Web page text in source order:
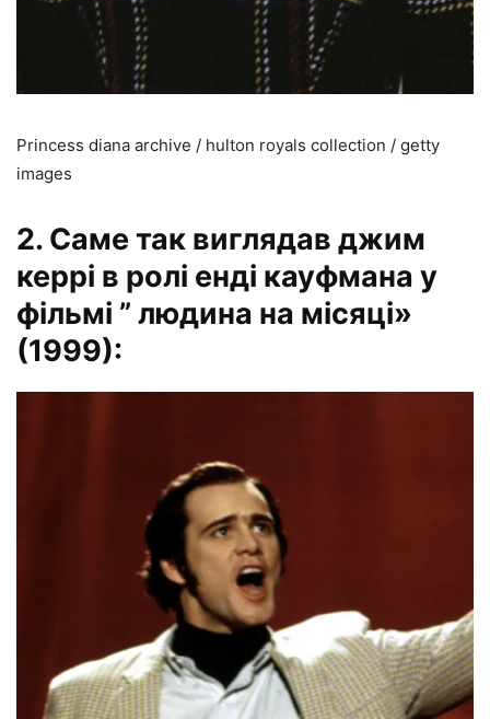
Princess diana archive / hulton royals collection / getty
images
2. Саме так виглядав джим
керрі в ролі енді кауфмана у
фільмі ” людина на місяці»
(1999):